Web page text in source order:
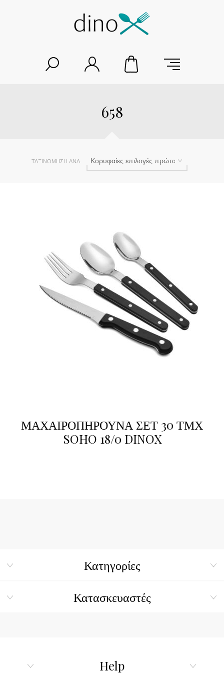
658
ΤΑΞΙΝΌΜΗΣΗ ΑΝΆ
ΜΑΧΑΙΡΟΠΗΡΟΥΝΑ ΣΕΤ 30 ΤΜΧ
SOHO 18/0 DINOX
Κατηγορίες
Κατασκευαστές
Help